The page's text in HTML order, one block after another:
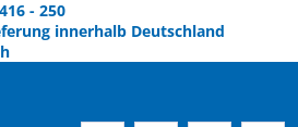
- 250
innerhalb Deutschland